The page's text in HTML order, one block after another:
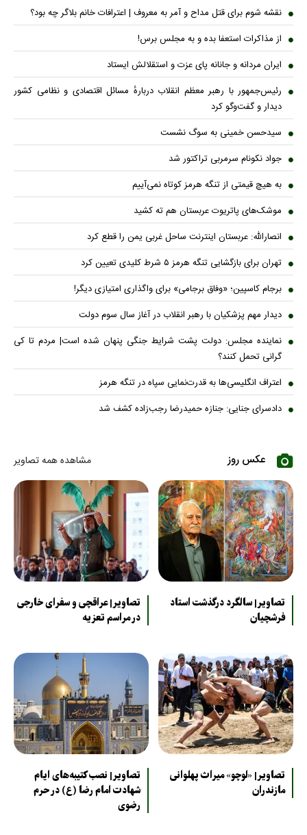
نقشه شوم برای قتل مداح و آمر به معروف | اعترافات خانم بلاگر چه بود؟
از مذاکرات استعفا بده و به مجلس برس!
ایران مردانه و جانانه پای عزت و استقلالش ایستاد
رئیس‌جمهور با رهبر معظم انقلاب دربارهٔ مسائل اقتصادی و نظامی کشور
دیدار و گفت‌و‌گو کرد
سیدحسن خمینی به سوگ نشست
جواد نکونام سرمربی تراکتور شد
به هیچ قیمتی از تنگه هرمز کوتاه نمی‌آییم
موشک‌های پاتریوت عربستان هم ته‌ کشید
انصارالله: عربستان اینترنت ساحل غربی یمن را قطع کرد
تهران برای بازگشایی تنگه هرمز ۵ شرط کلیدی تعیین کرد
برجام کاسپین؛ «وفاق برجامی» برای واگذاری امتیازی دیگر!
دیدار مهم پزشکیان با رهبر انقلاب در آغاز سال سوم دولت
نماینده مجلس: دولت پشت شرایط جنگی پنهان شده است| مردم تا کی
گرانی تحمل کنند؟
اعتراف انگلیسی‌ها به قدرت‌نمایی سپاه در تنگه هرمز
دادسرای جنایی: جنازه حمیدرضا رجب‌زاده کشف شد
عکس روز مشاهده همه تصاویر
تصاویر| سالگرد درگذشت استاد
فرشچیان
تصاویر| عراقچی و سفرای خارجی
در مراسم تعزیه
تصاویر| «لوچو» میراث پهلوانی
مازندران
تصاویر| نصب کتیبه‌های ایام
شهادت امام رضا (ع) در حرم
رضوی